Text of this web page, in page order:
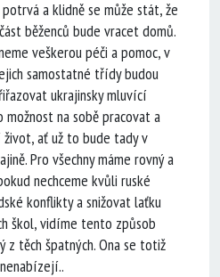
a klidně se může stát, že
běženců bude vracet domů.
veškerou péči a pomoc, v
samostatné třídy budou
ukrajinsky mluvící
na sobě pracovat a
ať už to bude tady v
Pro všechny máme rovný a
nechceme kvůli ruské
konflikty a snižovat laťku
škol, vidíme tento způsob
z těch špatných. Ona se totiž